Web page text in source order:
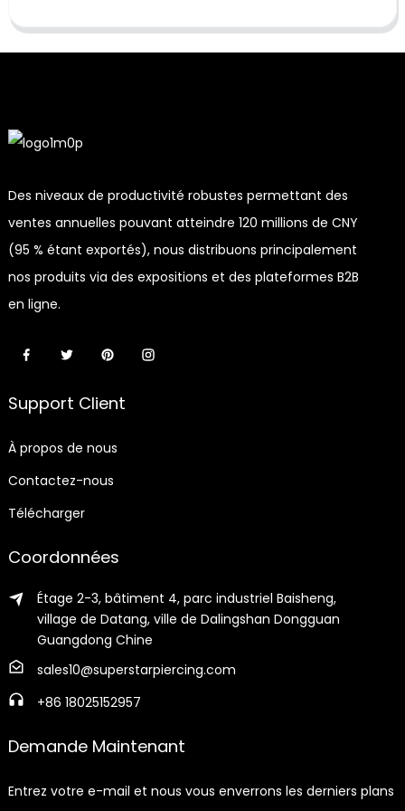
Des niveaux de productivité robustes permettant des
ventes annuelles pouvant atteindre 120 millions de CNY
(95 % étant exportés), nous distribuons principalement
nos produits via des expositions et des plateformes B2B
en ligne.
Support Client
À propos de nous
Contactez-nous
Télécharger
Coordonnées
Étage 2-3, bâtiment 4, parc industriel Baisheng,
village de Datang, ville de Dalingshan Dongguan
Guangdong Chine
sales10@superstarpiercing.com
+86 18025152957
Demande Maintenant
Entrez votre e-mail et nous vous enverrons les derniers plans